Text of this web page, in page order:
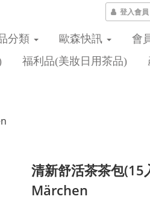
登入會員
分類 歐森快訊 會
福利品(美妝日用茶品)
清新舒活茶茶包(15
Märchen